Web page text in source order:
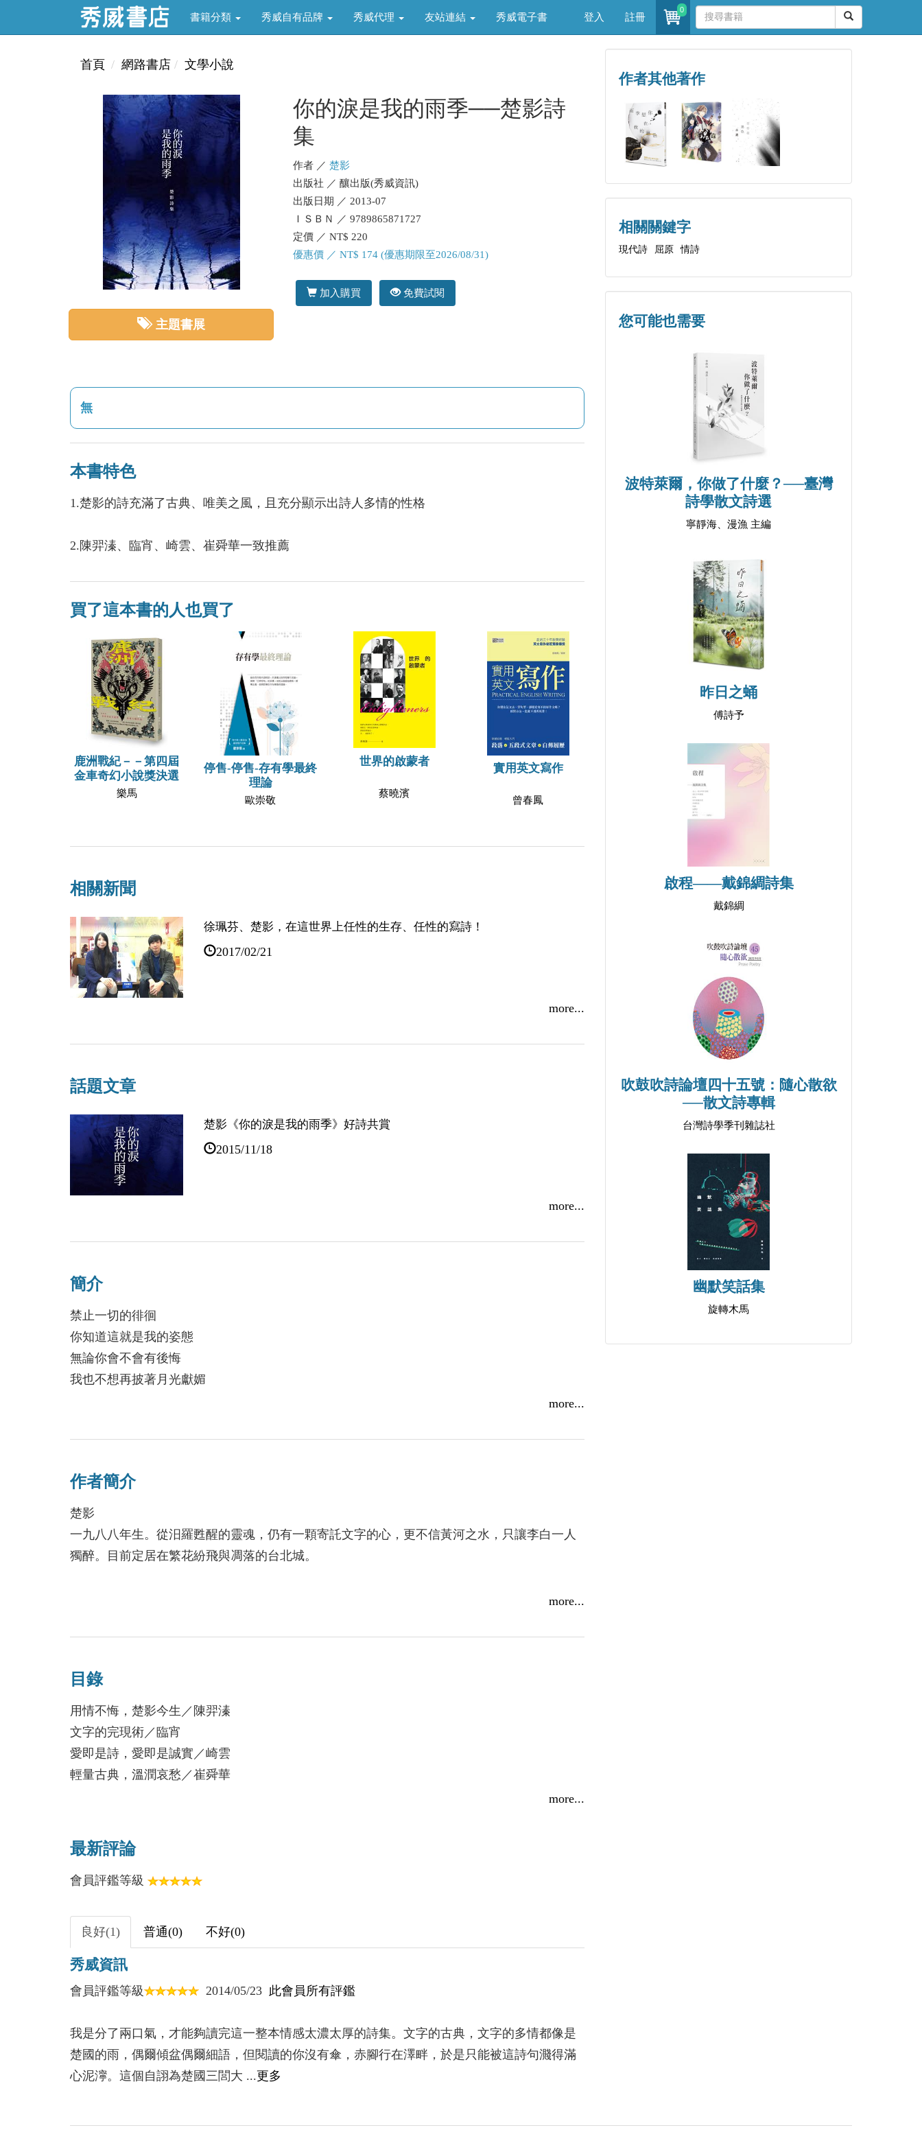
書籍分類 秀威自有品牌 秀威代理 友站連結 秀威電子書 登入 註冊
0
首頁 網路書店 文學小說
主題書展
你的淚是我的雨季──楚影詩
集
作者 ／ 楚影
出版社 ／ 釀出版(秀威資訊)
出版日期 ／ 2013-07
ＩＳＢＮ ／ 9789865871727
定價 ／ NT$ 220
優惠價 ／ NT$ 174 (優惠期限至2026/08/31)
加入購買 免費試閱
無
本書特色
1.楚影的詩充滿了古典、唯美之風，且充分顯示出詩人多情的性格
2.陳羿溱、臨宵、崎雲、崔舜華一致推薦
買了這本書的人也買了
鹿洲戰紀－－第四屆
金車奇幻小說獎決選
樂馬
停售-停售-存有學最終
理論
歐崇敬
世界的啟蒙者
蔡曉濱
實用英文寫作
曾春鳳
相關新聞
徐珮芬、楚影，在這世界上任性的生存、任性的寫詩！
2017/02/21
【詩歌節專題之一】楚影：讀詩是一種面對自己的方式，直接的、決絕
2016/10/12
2015/08/07
more...
話題文章
楚影《你的淚是我的雨季》好詩共賞
2015/11/18
more...
簡介
禁止一切的徘徊
你知道這就是我的姿態
無論你會不會有後悔
我也不想再披著月光獻媚
楚影於這本詩集中所透露出來的古典的、唯美的、誠實的情懷，使得愛與恨不只是苦與痛，更
多，則如同〈宣言〉裡的「我怎能不為你寫下詩／愛你是我最誠實的事」。愛即是詩，愛即是
誠實，這是楚影詩的體質，也是愛的體質。
──崎雲
more...
作者簡介
楚影
一九八八年生。從汨羅甦醒的靈魂，仍有一顆寄託文字的心，更不信黃河之水，只讓李白一人
獨醉。目前定居在繁花紛飛與凋落的台北城。
more...
目錄
用情不悔，楚影今生／陳羿溱
文字的完現術／臨宵
愛即是詩，愛即是誠實／崎雲
輕量古典，溫潤哀愁／崔舜華
如果你看見，你發現
觴
山鬼
敘述
九歌
何不笑我走入傾盆
你的淚是我的雨季
【臣服】
more...
最新評論
會員評鑑等級
良好(1) 普通(0) 不好(0)
秀威資訊
會員評鑑等級 2014/05/23 此會員所有評鑑
我是分了兩口氣，才能夠讀完這一整本情感太濃太厚的詩集。文字的古典，文字的多情都像是
楚國的雨，偶爾傾盆偶爾細語，但閱讀的你沒有傘，赤腳行在澤畔，於是只能被這詩句濺得滿
心泥濘。這個自詡為楚國三閭大 ...更多
作者其他著作
相關關鍵字
現代詩 屈原 情詩
您可能也需要
波特萊爾，你做了什麼？──臺灣
詩學散文詩選
寧靜海、漫漁 主編
昨日之蛹
傅詩予
啟程——戴錦綢詩集
戴錦綢
吹鼓吹詩論壇四十五號：隨心散欲
──散文詩專輯
台灣詩學季刊雜誌社
幽默笑話集
旋轉木馬